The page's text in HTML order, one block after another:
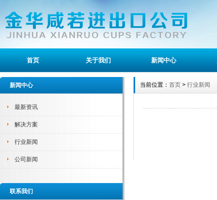
首页 关于我们 新闻中心
新闻中心
最新资讯
解决方案
行业新闻
公司新闻
联系我们
当前位置： 首页 > 行业新闻